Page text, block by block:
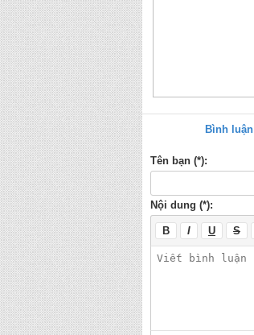
Bình luận
Tên bạn (*):
Nội dung (*):
B I U S